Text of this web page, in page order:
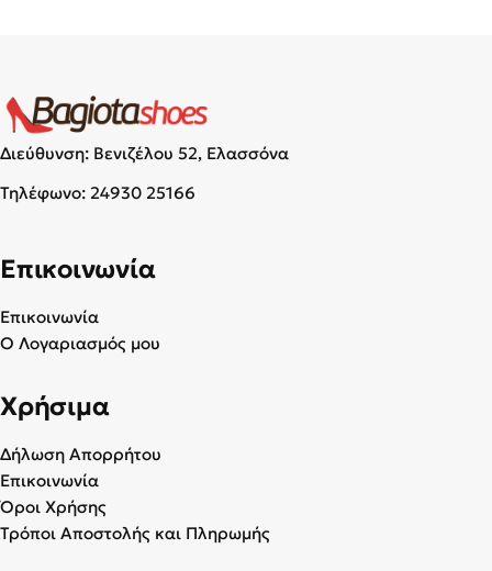
Διεύθυνση: Βενιζέλου 52, Ελασσόνα
Τηλέφωνο: 24930 25166
Επικοινωνία
Επικοινωνία
Ο Λογαριασμός μου
Χρήσιμα
Δήλωση Απορρήτου
Επικοινωνία
Όροι Χρήσης
Τρόποι Αποστολής και Πληρωμής